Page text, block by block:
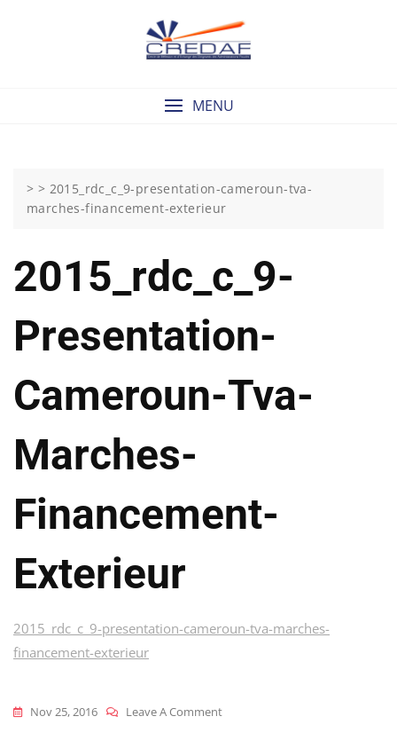
MENU
> > 2015_rdc_c_9-presentation-cameroun-tva-
marches-financement-exterieur
2015_rdc_c_9-
Presentation-
Cameroun-Tva-
Marches-
Financement-
Exterieur
2015_rdc_c_9-presentation-cameroun-tva-marches-
financement-exterieur
Nov 25, 2016 Leave A CommentOn